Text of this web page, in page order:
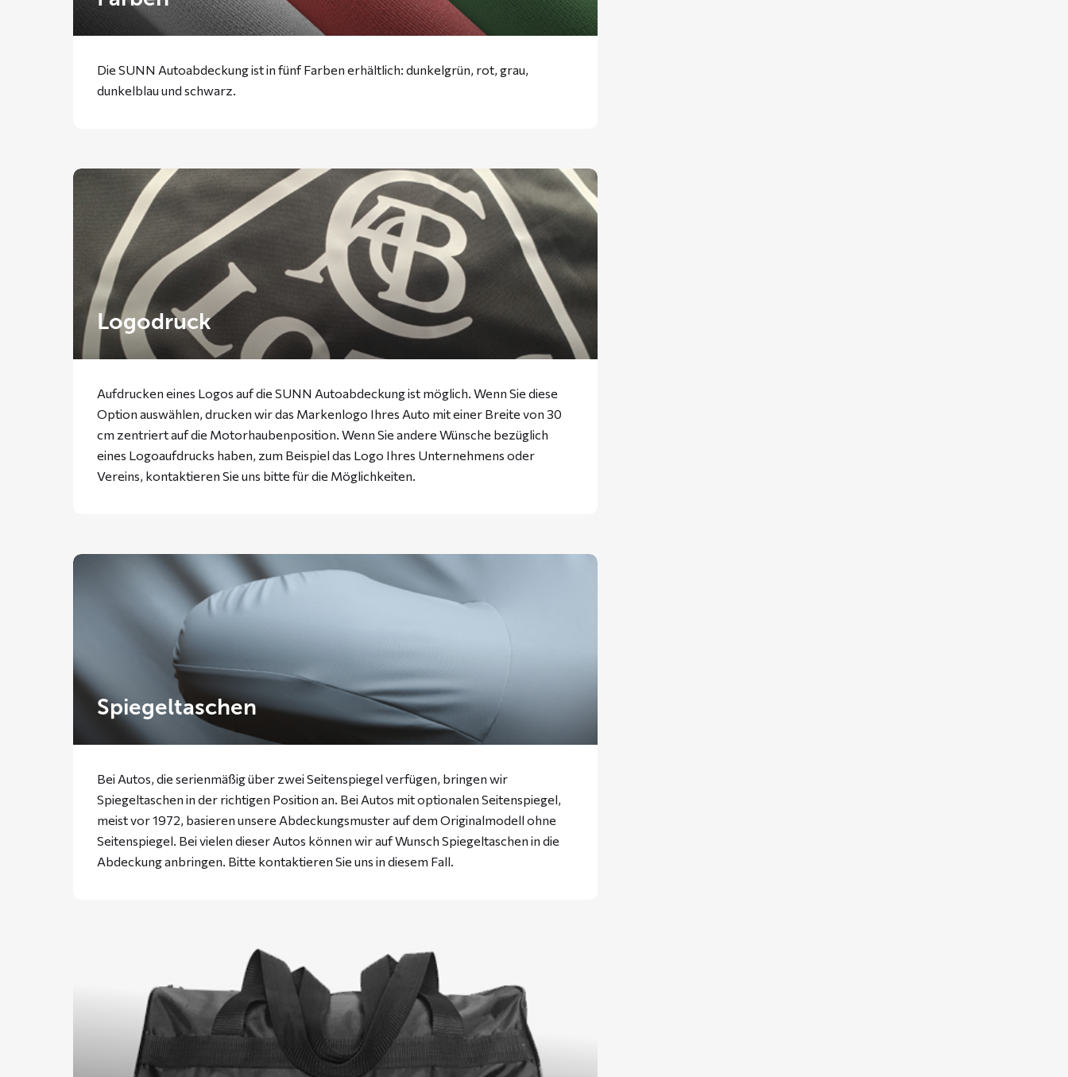
Die SUNN Autoabdeckung ist in fünf Farben erhältlich: dunkelgrün, rot, grau,
dunkelblau und schwarz.
Logodruck
Aufdrucken eines Logos auf die SUNN Autoabdeckung ist möglich. Wenn Sie diese
Option auswählen, drucken wir das Markenlogo Ihres Auto mit einer Breite von 30
cm zentriert auf die Motorhaubenposition. Wenn Sie andere Wünsche bezüglich
eines Logoaufdrucks haben, zum Beispiel das Logo Ihres Unternehmens oder
Vereins, kontaktieren Sie uns bitte für die Möglichkeiten.
Spiegeltaschen
Bei Autos, die serienmäßig über zwei Seitenspiegel verfügen, bringen wir
Spiegeltaschen in der richtigen Position an. Bei Autos mit optionalen Seitenspiegel,
meist vor 1972, basieren unsere Abdeckungsmuster auf dem Originalmodell ohne
Seitenspiegel. Bei vielen dieser Autos können wir auf Wunsch Spiegeltaschen in die
Abdeckung anbringen. Bitte kontaktieren Sie uns in diesem Fall.